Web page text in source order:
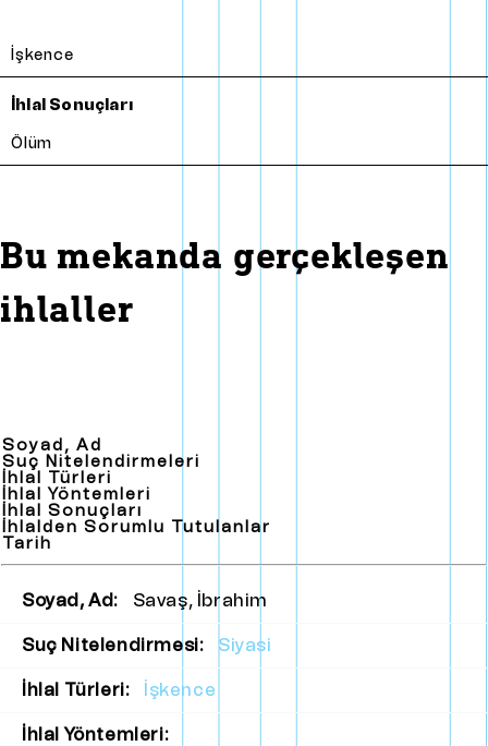
İşkence
İhlal Sonuçları
Ölüm
Bu mekanda gerçekleşen
ihlaller
Soyad, Ad
Suç Nitelendirmeleri
İhlal Türleri
İhlal Yöntemleri
İhlal Sonuçları
İhlalden Sorumlu Tutulanlar
Tarih
Soyad, Ad: Savaş, İbrahim
Suç Nitelendirmesi: Siyasi
İhlal Türleri: İşkence
İhlal Yöntemleri: